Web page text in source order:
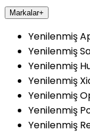
Markalar+
Yenilenmiş
Yenilenmiş
Yenilenmiş
Yenilenmiş
Yenilenmiş
Yenilenmiş
Yenilenmiş